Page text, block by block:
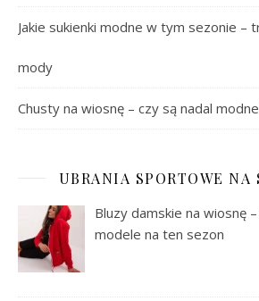
Jakie sukienki modne w tym sezonie –
mody
Chusty na wiosnę – czy są nadal
UBRANIA SPORTOWE NA
Bluzy damskie na wiosnę
modele na ten sezon